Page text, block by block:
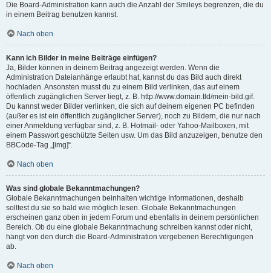
Die Board-Administration kann auch die Anzahl der Smileys begrenzen, die du
in einem Beitrag benutzen kannst.
Nach oben
Kann ich Bilder in meine Beiträge einfügen?
Ja, Bilder können in deinem Beitrag angezeigt werden. Wenn die
Administration Dateianhänge erlaubt hat, kannst du das Bild auch direkt
hochladen. Ansonsten musst du zu einem Bild verlinken, das auf einem
öffentlich zugänglichen Server liegt, z. B. http://www.domain.tld/mein-bild.gif.
Du kannst weder Bilder verlinken, die sich auf deinem eigenen PC befinden
(außer es ist ein öffentlich zugänglicher Server), noch zu Bildern, die nur nach
einer Anmeldung verfügbar sind, z. B. Hotmail- oder Yahoo-Mailboxen, mit
einem Passwort geschützte Seiten usw. Um das Bild anzuzeigen, benutze den
BBCode-Tag „[img]“.
Nach oben
Was sind globale Bekanntmachungen?
Globale Bekanntmachungen beinhalten wichtige Informationen, deshalb
solltest du sie so bald wie möglich lesen. Globale Bekanntmachungen
erscheinen ganz oben in jedem Forum und ebenfalls in deinem persönlichen
Bereich. Ob du eine globale Bekanntmachung schreiben kannst oder nicht,
hängt von den durch die Board-Administration vergebenen Berechtigungen
ab.
Nach oben